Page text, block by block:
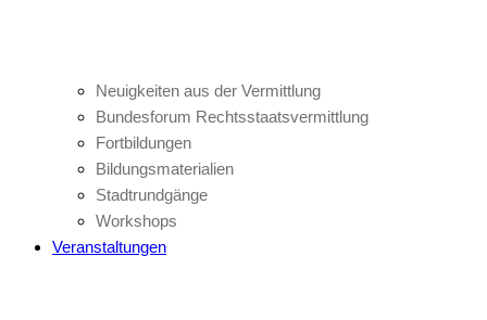
Neuigkeiten aus der Vermittlung
Bundesforum Rechtsstaatsvermittlung
Fortbildungen
Bildungsmaterialien
Stadtrundgänge
Workshops
Veranstaltungen